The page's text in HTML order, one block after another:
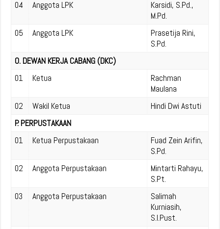
04
Anggota LPK
Karsidi, S.Pd.,
M.Pd.
05
Anggota LPK
Prasetija Rini,
S.Pd.
O. DEWAN KERJA CABANG (DKC)
01
Ketua
Rachman
Maulana
02
Wakil Ketua
Hindi Dwi Astuti
P. PERPUSTAKAAN
01
Ketua Perpustakaan
Fuad Zein Arifin,
S.Pd.
02
Anggota Perpustakaan
Mintarti Rahayu,
S.Pt.
03
Anggota Perpustakaan
Salimah
Kurniasih,
S.I.Pust.